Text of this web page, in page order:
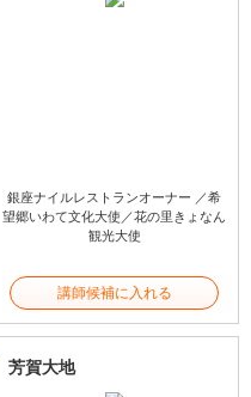
銀座ナイルレストランオーナー ／希
望郷いわて文化大使／花の里きょなん
観光大使
講師候補に入れる
芳賀大地